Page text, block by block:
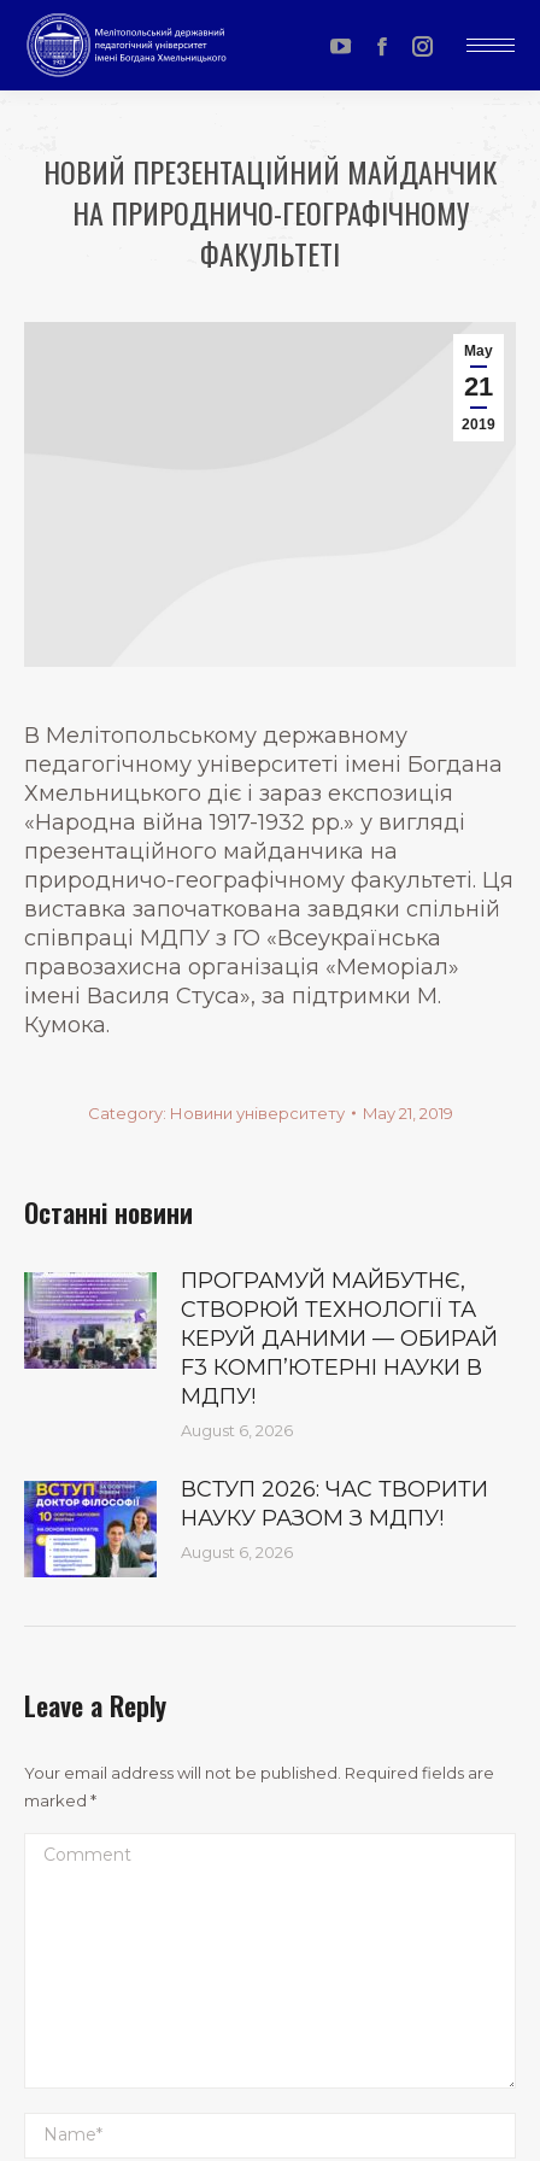
YouTube
page
in
new
Facebook
page
in
new
Instagram
page
in
new
НОВИЙ ПРЕЗЕНТАЦІЙНИЙ МАЙДАНЧИК
НА ПРИРОДНИЧО-ГЕОГРАФІЧНОМУ
ФАКУЛЬТЕТІ
May
21
2019
В Мелітопольському державному
педагогічному університеті імені Богдана
Хмельницького діє і зараз експозиція
«Народна війна 1917-1932 рр.» у вигляді
презентаційного майданчика на
природничо-географічному факультеті. Ця
виставка започаткована завдяки спільній
співпраці МДПУ з ГО «Всеукраїнська
правозахисна організація «Меморіал»
імені Василя Стуса», за підтримки М.
Кумока.
Category: Новини університету May 21, 2019
Останні новини
ПРОГРАМУЙ МАЙБУТНЄ,
СТВОРЮЙ ТЕХНОЛОГІЇ ТА
КЕРУЙ ДАНИМИ — ОБИРАЙ
F3 КОМП’ЮТЕРНІ НАУКИ В
МДПУ!
August 6, 2026
ВСТУП 2026: ЧАС ТВОРИТИ
НАУКУ РАЗОМ З МДПУ!
August 6, 2026
Leave a Reply
Your email address will not be published. Required fields are
marked *
Comment
Name *